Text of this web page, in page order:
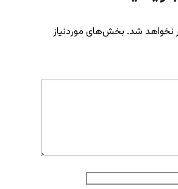
نخواهد شد. بخش‌های موردنیاز